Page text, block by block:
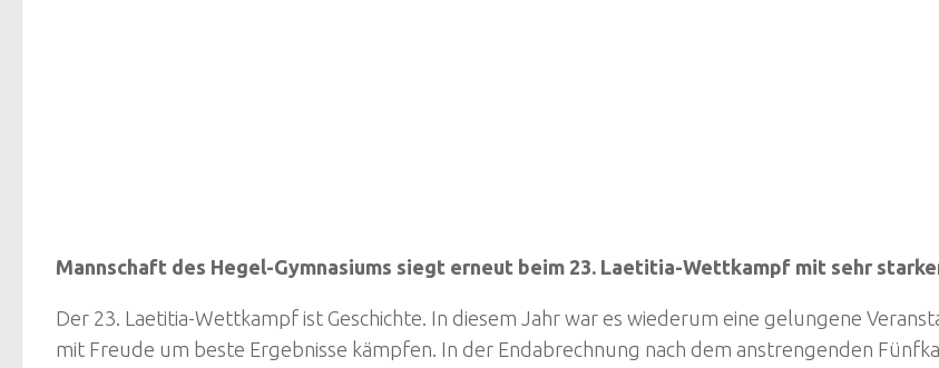
Mannschaft des Hegel-Gymnasiums siegt erneut beim 23. Laetitia-Wettkampf mit sehr
Der 23. Laetitia-Wettkampf ist Geschichte. In diesem Jahr war es wiederum eine gelungene
mit Freude um beste Ergebnisse kämpfen. In der Endabrechnung nach dem anstrengenden